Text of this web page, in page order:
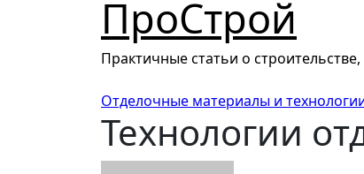
ПроСтрой
Практичные статьи о
Отделочные материалы и
Технологии